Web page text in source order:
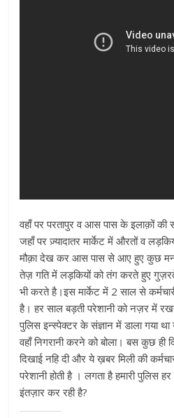
वहाँ पर परतापुर व आस पास के इलाक़ों की
जहाँ पर ज़्यादातर मार्केट में औरतों व
मौक़ा देख कर आस पास से आए हुए कुछ
तेज़ गति में लड़कियों को तंग करते हुए
भी करते है।इस मार्केट में 2 साल से
है। हर साल बड़ती परेशानी को नज़र में
पुलिस इन्स्पेक्टर के संज्ञान में डाला गया
वहाँ निगरानी करने को बोला। बस कुछ ही
दिखाई नहि दी और ये ख़बर मिली की
परेशानी होती है । लगता है हमारी पुलिस
इंतज़ार कर रही है?